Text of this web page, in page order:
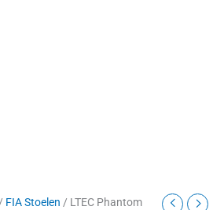
FIA Stoelen / LTEC Phantom